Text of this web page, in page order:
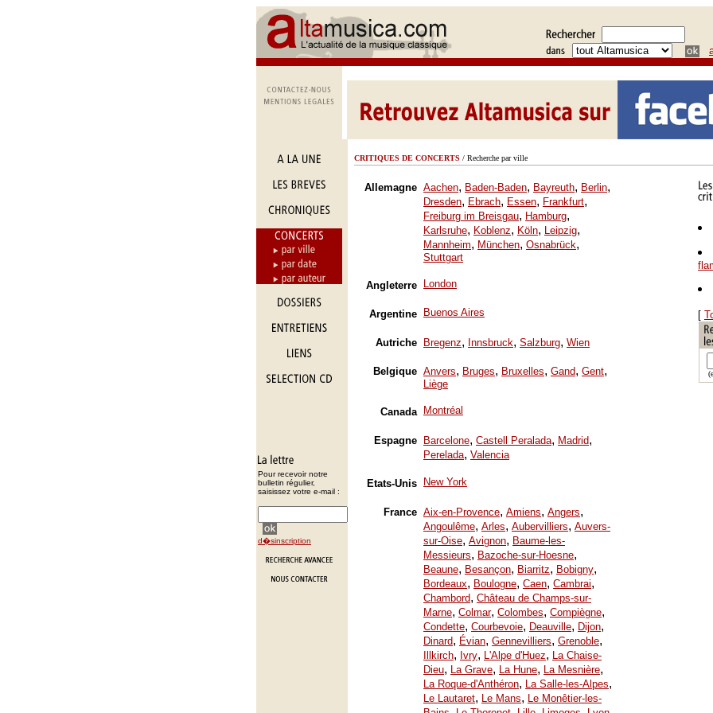
Pour recevoir notre
bulletin régulier,
saisissez votre e-mail :
d�sinscription
CRITIQUES DE CONCERTS / Recherche par ville
Allemagne Aachen, Baden-Baden, Bayreuth, Berlin,
Dresden, Ebrach, Essen, Frankfurt,
Freiburg im Breisgau, Hamburg,
Karlsruhe, Koblenz, Köln, Leipzig,
Mannheim, München, Osnabrück,
Stuttgart
Angleterre London
Argentine Buenos Aires
Autriche Bregenz, Innsbruck, Salzburg, Wien
Belgique Anvers, Bruges, Bruxelles, Gand, Gent,
Liège
Canada Montréal
Espagne Barcelone, Castell Peralada, Madrid,
Perelada, Valencia
Etats-Unis New York
France Aix-en-Provence, Amiens, Angers,
Angoulême, Arles, Aubervilliers, Auvers-
sur-Oise, Avignon, Baume-les-
Messieurs, Bazoche-sur-Hoesne,
Beaune, Besançon, Biarritz, Bobigny,
Bordeaux, Boulogne, Caen, Cambrai,
Chambord, Château de Champs-sur-
Marne, Colmar, Colombes, Compiègne,
Condette, Courbevoie, Deauville, Dijon,
Dinard, Évian, Gennevilliers, Grenoble,
Illkirch, Ivry, L'Alpe d'Huez, La Chaise-
Dieu, La Grave, La Hune, La Mesnière,
La Roque-d'Anthéron, La Salle-les-Alpes,
Le Lautaret, Le Mans, Le Monêtier-les-
[